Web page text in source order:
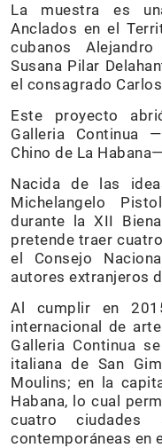
La muestra es
Anclados en el
cubanos
Susana Pilar
el consagrado
Este proyecto
Galleria Continua
Chino de La
Nacida de las
Michelangelo
durante la XII
pretende traer
el Consejo
autores extranjeros
Al cumplir en
internacional de
Galleria Continua
italiana de San
Moulins; en la
Habana, lo cual
cuatro ciudades
contemporáneas en